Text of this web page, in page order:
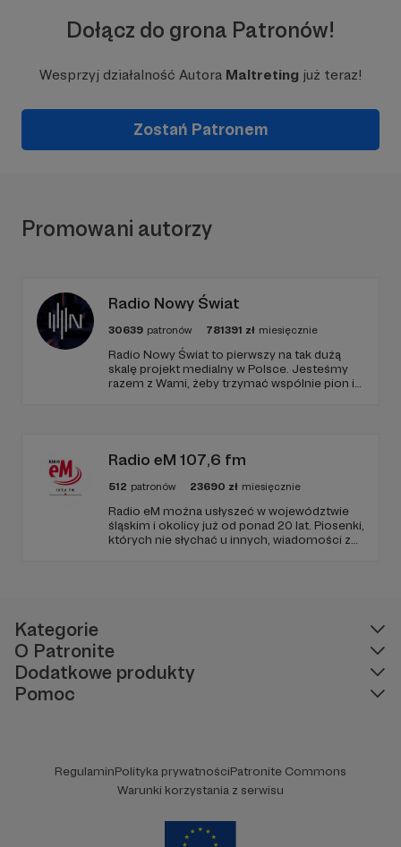
Dołącz do grona Patronów!
Wesprzyj działalność Autora Maltreting już teraz!
Zostań Patronem
Promowani autorzy
Radio Nowy Świat
30639 patronów 781391 zł miesięcznie
Radio Nowy Świat to pierwszy na tak dużą
skalę projekt medialny w Polsce. Jesteśmy
razem z Wami, żeby trzymać wspólnie pion i
Radio eM 107,6 fm
512 patronów 23690 zł miesięcznie
Radio eM można usłyszeć w województwie
śląskim i okolicy już od ponad 20 lat. Piosenki,
których nie słychać u innych, wiadomości z
Kategorie
O Patronite
Dodatkowe produkty
Pomoc
RegulaminPolityka prywatnościPatronite Commons
Warunki korzystania z serwisu